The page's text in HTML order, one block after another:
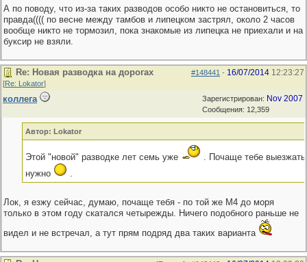
А по поводу, что из-за таких разводов особо никто не остановиться, то
правда(((( по весне между тамбов и липецком застрял, около 2 часов
вообще никто не тормозил, пока знакомые из липецка не приехали и на
буксир не взяли.
#148441 - 16/07/2014 12:23:27
Re: Новая разводка на дорогах
[Re: Lokator]
Зарегистрирован: Nov 2007
Сообщения: 12,359
коллега
Автор: Lokator
Этой "новой" разводке лет семь уже
. Почаще тебе
нужно
.
Лок, я езжу сейчас, думаю, почаще тебя - по той же М4 до моря
только в этом году скатался четырежды. Ничего подобного раньше не
видел и не встречал, а тут прям подряд два таких варианта